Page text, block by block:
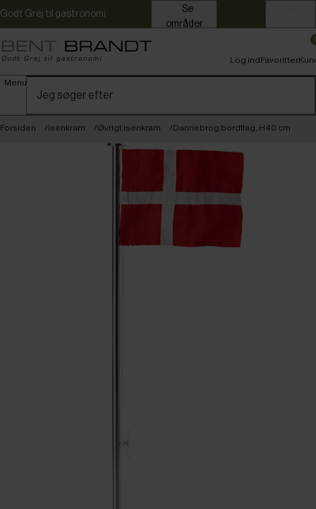
Godt Grej til gastronomi
områder
Menu
Log indFavoritterKurv
Forsiden Isenkram Øvrigt isenkram Dannebrog bordflag, H40 cm